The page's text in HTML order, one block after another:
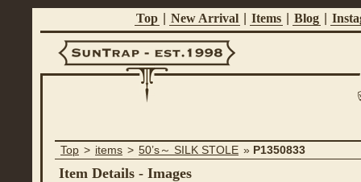
Top New Arrival Items Blog
Est.1998
Top > items > 50’s～ SILK STOLE » P1350833
Item Details - Images